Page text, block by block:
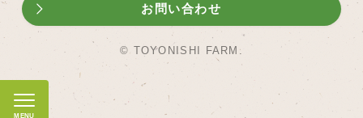
お問い合わせ
© TOYONISHI FARM.